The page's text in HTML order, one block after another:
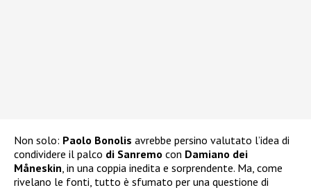
Non solo: Paolo Bonolis avrebbe persino valutato l’idea di
condividere il palco di Sanremo con Damiano dei
Måneskin, in una coppia inedita e sorprendente. Ma, come
rivelano le fonti, tutto è sfumato per una questione di